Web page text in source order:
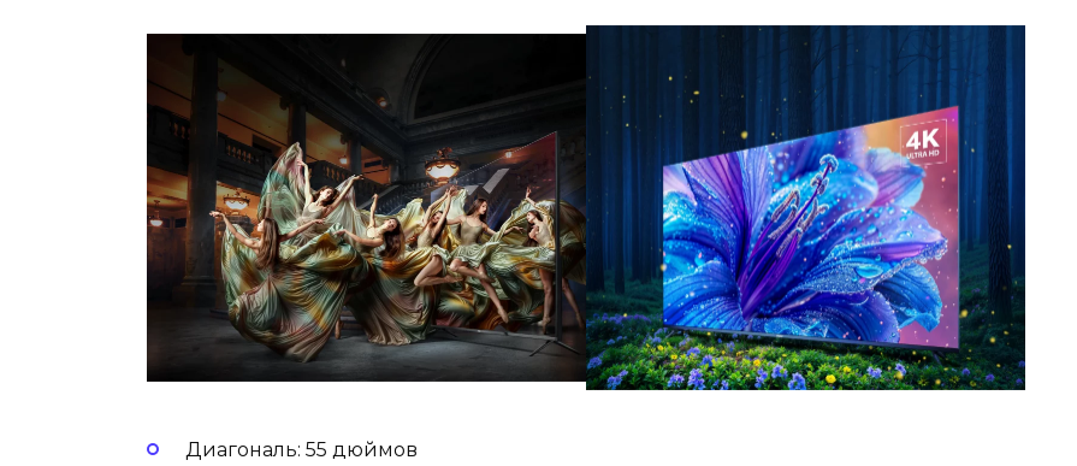
Диагональ: 55 дюймов